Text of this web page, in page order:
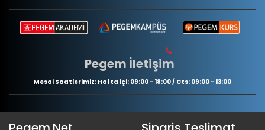
Pegem İletişim
Mesai Saatlerimiz: Hafta içi: 09:00 - 18:00 / Cts: 09:00 - 13:00